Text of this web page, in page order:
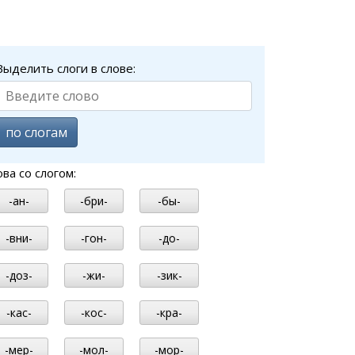
слоги в слове:
по слогам
со слогом:
-ан- -бри- -бы-
-вни- -гон- -до-
-доз- -жи- -зик-
-кас- -кос- -кра-
-мер- -мол- -мор-